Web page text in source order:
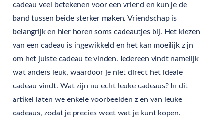
cadeau veel betekenen voor een vriend en kun je de
band tussen beide sterker maken. Vriendschap is
belangrijk en hier horen soms cadeautjes bij. Het kiezen
van een cadeau is ingewikkeld en het kan moeilijk zijn
om het juiste cadeau te vinden. Iedereen vindt namelijk
wat anders leuk, waardoor je niet direct het ideale
cadeau vindt. Wat zijn nu echt leuke cadeaus? In dit
artikel laten we enkele voorbeelden zien van leuke
cadeaus, zodat je precies weet wat je kunt kopen.